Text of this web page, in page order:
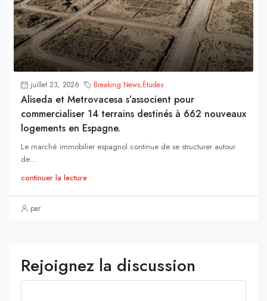
juillet 23, 2026 Breaking News,Études
Aliseda et Metrovacesa s’associent pour
commercialiser 14 terrains destinés à 662 nouveaux
logements en Espagne.
Le marché immobilier espagnol continue de se structurer autour
de...
continuer la lecture
par
Rejoignez la discussion